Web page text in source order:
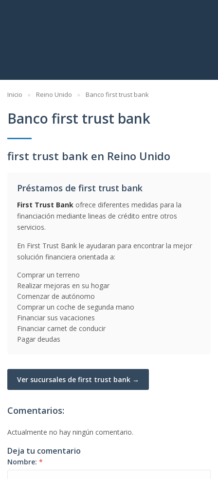
Inicio Reino Unido Banco first trust bank
Banco first trust bank
first trust bank en Reino Unido
Préstamos de first trust bank
First Trust Bank ofrece diferentes medidas para la
financiación mediante lineas de crédito entre otros
servicios.
En First Trust Bank le ayudaran para encontrar la mejor
solución financiera orientada a:
Comprar un terreno
Realizar mejoras en su hogar
Comenzar de autónomo
Comprar un coche de segunda mano
Financiar sus vacaciones
Financiar carnet de conducir
Pagar deudas
Ver sucursales de first trust bank →
Comentarios:
Actualmente no hay ningún comentario.
Deja tu comentario
Nombre: *